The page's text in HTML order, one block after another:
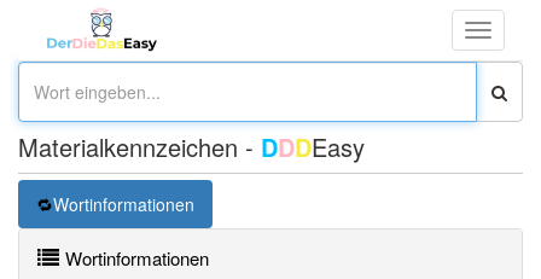
Toggle
Materialkennzeichen - DDDEasy
Wortinformationen
Wortinformationen